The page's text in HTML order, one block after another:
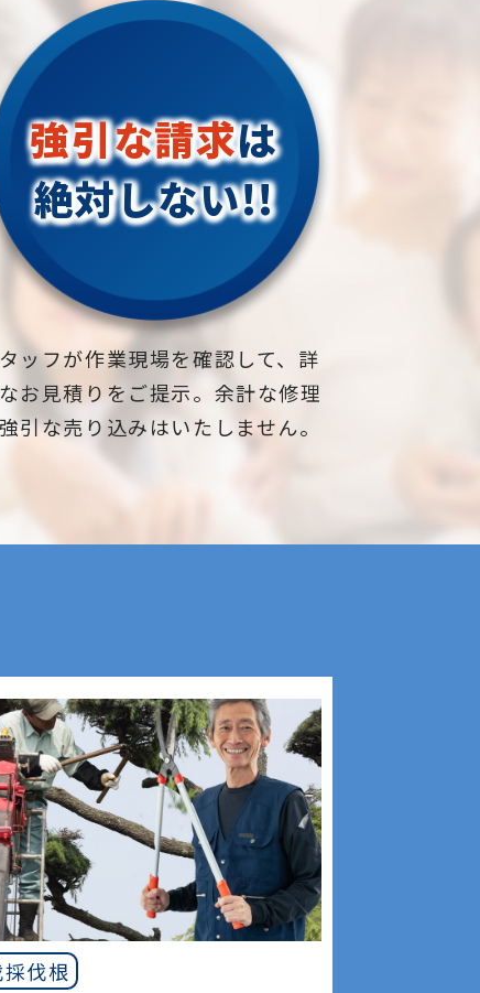
強引な請求は
絶対しない!!
ッフが作業現場を確認して、詳
お見積りをご提示。余計な修理
引な売り込みはいたしません。
採伐根